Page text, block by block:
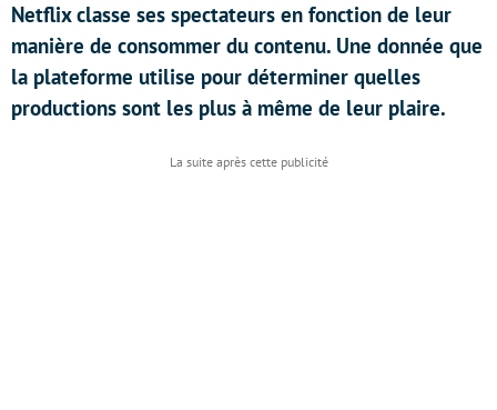
Netflix classe ses spectateurs en fonction de leur
manière de consommer du contenu. Une donnée que
la plateforme utilise pour déterminer quelles
productions sont les plus à même de leur plaire.